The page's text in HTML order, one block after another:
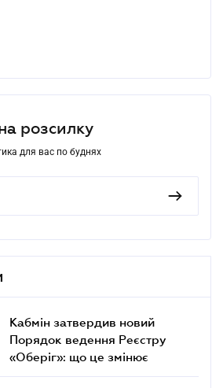
розсилку
для вас по буднях
Кабмін затвердив новий
Порядок ведення Реєстру
«Оберіг»: що це змінює